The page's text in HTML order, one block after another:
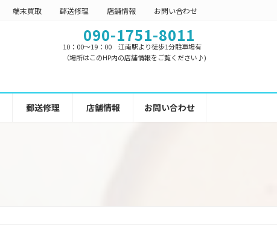
端末買取 郵送修理 店舗情報 お問い合わせ
090-1751-8011
10：00～19：00 江南駅より徒歩1分駐車場有
（場所はこのHP内の店舗情報をご覧ください♪)
郵送修理 店舗情報 お問い合わせ